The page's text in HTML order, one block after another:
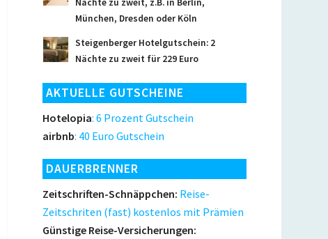
Nächte zu zweit, z.B. in Berlin,
München, Dresden oder Köln
Steigenberger Hotelgutschein: 2
Nächte zu zweit für 229 Euro
AKTUELLE GUTSCHEINE
Hotelopia: 6 Prozent Gutschein
airbnb: 40 Euro Gutschein
DAUERBRENNER
Zeitschriften-Schnäppchen: Reise-
Zeitschriten (fast) kostenlos mit Prämien
Günstige Reise-Versicherungen: